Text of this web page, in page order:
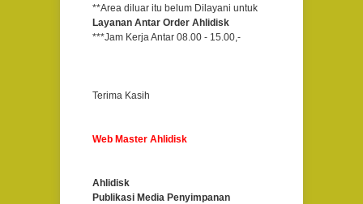
**Area diluar itu belum Dilayani untuk
Layanan Antar Order Ahlidisk
***Jam Kerja Antar 08.00 - 15.00,-
Terima Kasih
Web Master Ahlidisk
Ahlidisk
Publikasi Media Penyimpanan